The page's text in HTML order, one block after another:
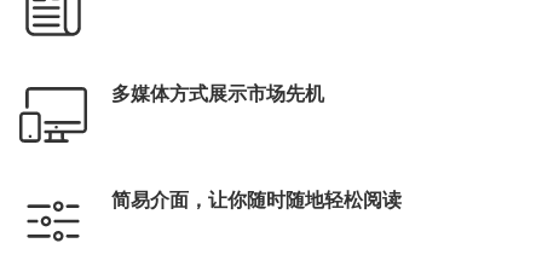
多媒体方式展示市场先机
简易介面，让你随时随地轻松阅读